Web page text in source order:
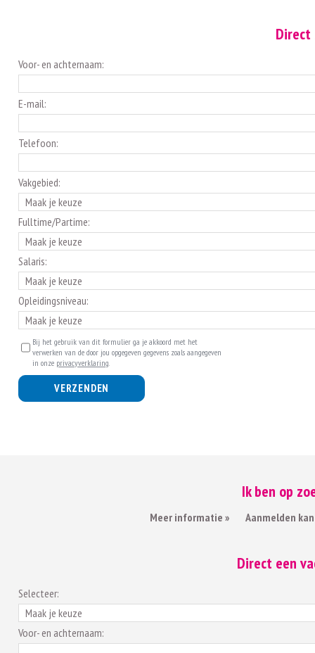
Voor- en achternaam:
E-mail:
Telefoon:
Vakgebied:
Fulltime/Partime:
Salaris:
Opleidingsniveau:
Bij het gebruik van dit formulier ga je akkoord met het
verwerken van de door jou opgegeven gegevens zoals aangegeven
in onze privacyverklaring
VERZENDEN
Ik ben op
Meer informatie » Aanmelden
Direct een
Selecteer:
Voor- en achternaam: